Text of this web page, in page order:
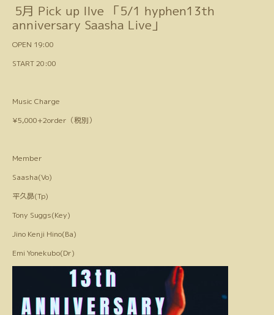
5月 Pick up lIve 「5/1 hyphen13th
anniversary Saasha Live」
OPEN 19:00
START 20:00
Music Charge
¥5,000+2order（税別）
Member
Saasha(Vo)
平久昴(Tp)
Tony Suggs(Key)
Jino Kenji Hino(Ba)
Emi Yonekubo(Dr)